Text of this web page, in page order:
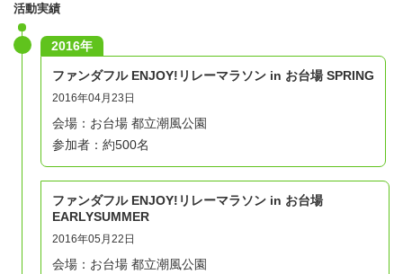
活動実績
2016年
ファンダフル ENJOY!リレーマラソン in お台場 SPRING
2016年04月23日
会場：お台場 都立潮風公園
参加者：約500名
ファンダフル ENJOY!リレーマラソン in お台場
EARLYSUMMER
2016年05月22日
会場：お台場 都立潮風公園